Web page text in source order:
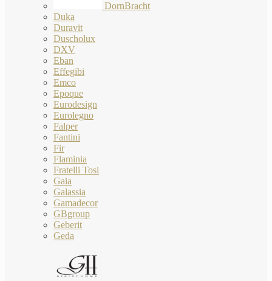
DornBracht
Duka
Duravit
Duscholux
DXV
Eban
Effegibi
Emco
Epoque
Eurodesign
Eurolegno
Falper
Fantini
Fir
Flaminia
Fratelli Tosi
Gaia
Galassia
Gamadecor
GBgroup
Geberit
Geda